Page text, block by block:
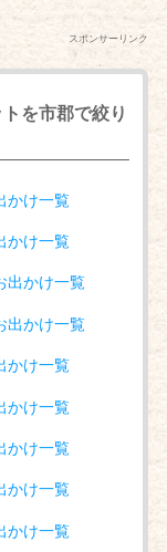
スポンサーリンク
を市郡で絞り
かけ一覧
かけ一覧
出かけ一覧
出かけ一覧
かけ一覧
かけ一覧
かけ一覧
かけ一覧
かけ一覧